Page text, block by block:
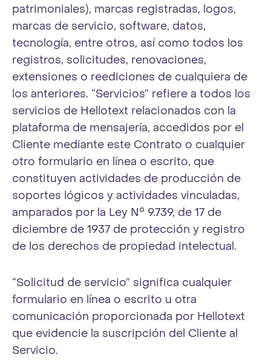
patrimoniales), marcas registradas, logos,
marcas de servicio, software, datos,
tecnología, entre otros, así como todos los
registros, solicitudes, renovaciones,
extensiones o reediciones de cualquiera de
los anteriores. “Servicios” refiere a todos los
servicios de Hellotext relacionados con la
plataforma de mensajería, accedidos por el
Cliente mediante este Contrato o cualquier
otro formulario en línea o escrito, que
constituyen actividades de producción de
soportes lógicos y actividades vinculadas,
amparados por la Ley N° 9.739, de 17 de
diciembre de 1937 de protección y registro
de los derechos de propiedad intelectual.
“Solicitud de servicio” significa cualquier
formulario en línea o escrito u otra
comunicación proporcionada por Hellotext
que evidencie la suscripción del Cliente al
Servicio.